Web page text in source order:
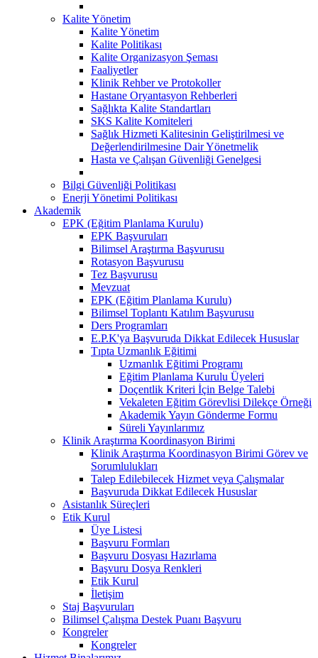
Kalite Yönetim
Kalite Yönetim
Kalite Politikası
Kalite Organizasyon Şeması
Faaliyetler
Klinik Rehber ve Protokoller
Hastane Oryantasyon Rehberleri
Sağlıkta Kalite Standartları
SKS Kalite Komiteleri
Sağlık Hizmeti Kalitesinin Geliştirilmesi ve
Değerlendirilmesine Dair Yönetmelik
Hasta ve Çalışan Güvenliği Genelgesi
Bilgi Güvenliği Politikası
Enerji Yönetimi Politikası
Akademik
EPK (Eğitim Planlama Kurulu)
EPK Başvuruları
Bilimsel Araştırma Başvurusu
Rotasyon Başvurusu
Tez Başvurusu
Mevzuat
EPK (Eğitim Planlama Kurulu)
Bilimsel Toplantı Katılım Başvurusu
Ders Programları
E.P.K'ya Başvuruda Dikkat Edilecek Hususlar
Tıpta Uzmanlık Eğitimi
Uzmanlık Eğitimi Programı
Eğitim Planlama Kurulu Üyeleri
Doçentlik Kriteri İçin Belge Talebi
Vekaleten Eğitim Görevlisi Dilekçe Örneği
Akademik Yayın Gönderme Formu
Süreli Yayınlarımız
Klinik Araştırma Koordinasyon Birimi
Klinik Araştırma Koordinasyon Birimi Görev ve
Sorumlulukları
Talep Edilebilecek Hizmet veya Çalışmalar
Başvuruda Dikkat Edilecek Hususlar
Asistanlık Süreçleri
Etik Kurul
Üye Listesi
Başvuru Formları
Başvuru Dosyası Hazırlama
Başvuru Dosya Renkleri
Etik Kurul
İletişim
Staj Başvuruları
Bilimsel Çalışma Destek Puanı Başvuru
Kongreler
Kongreler